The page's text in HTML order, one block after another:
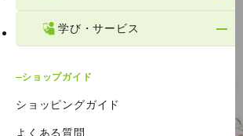
学び・サービス
ショップガイド
ショッピングガイド
よくある質問